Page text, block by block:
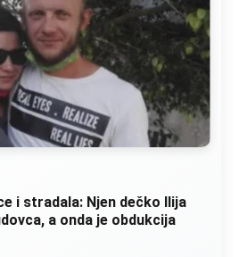
i stradala: Njen dečko Ilija
a onda je obdukcija